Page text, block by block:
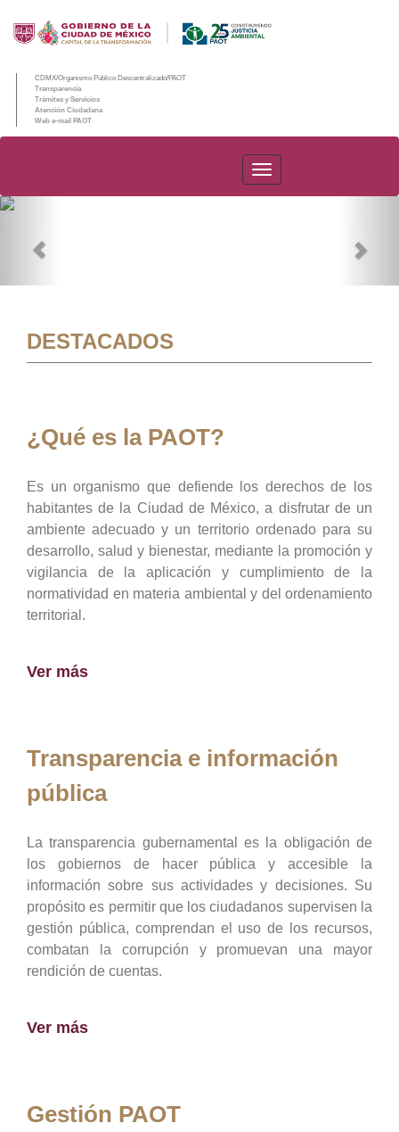
CDMX/Organismo Público Descentralizado/PAOT
Transparencia
Trámites y Servicios
Atención Ciudadana
Web e-mail PAOT
PAOT
DESTACADOS
¿Qué es la PAOT?
Es un organismo que defiende los derechos de los
habitantes de la Ciudad de México, a disfrutar de un
ambiente adecuado y un territorio ordenado para su
desarrollo, salud y bienestar, mediante la promoción y
vigilancia de la aplicación y cumplimiento de la
normatividad en materia ambiental y del ordenamiento
territorial.
Ver más
Transparencia e información
pública
La transparencia gubernamental es la obligación de
los gobiernos de hacer pública y accesible la
información sobre sus actividades y decisiones. Su
propósito es permitir que los ciudadanos supervisen la
gestión pública, comprendan el uso de los recursos,
combatan la corrupción y promuevan una mayor
rendición de cuentas.
Ver más
Gestión PAOT